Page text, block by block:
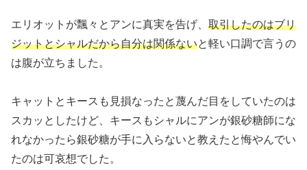
エリオットが飄々とアンに真実を告げ、 取引したのはブリ
ジットとシャルだから自分は関係ないと軽い口調で言うの
は腹が立ちました。
キャットとキースも見損なったと蔑んだ目をしていたのは
スカッとしたけど、キースもシャルにアンが銀砂糖師にな
れなかったら銀砂糖が手に入らないと教えたと悔やんでい
たのは可哀想でした。